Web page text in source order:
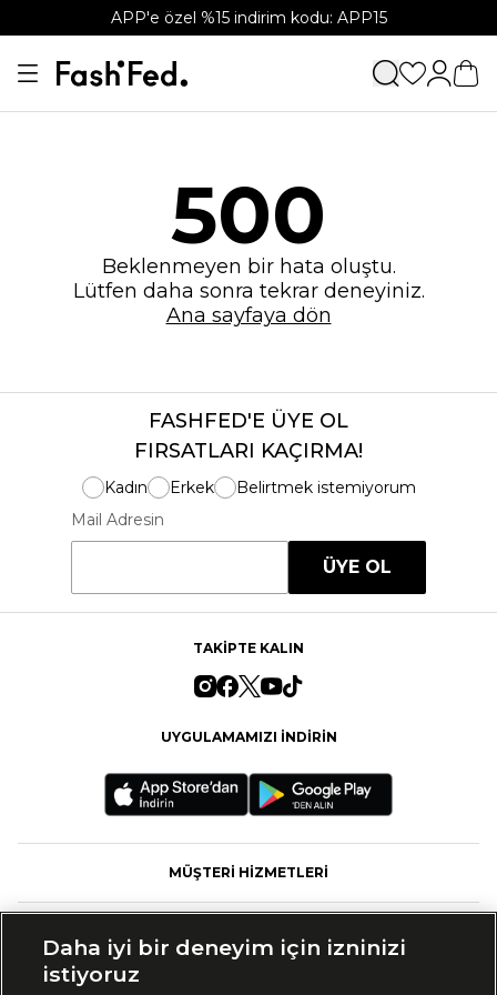
APP'e özel %15 indirim kodu: APP15
500
Beklenmeyen bir hata oluştu.
Lütfen daha sonra tekrar deneyiniz.
Ana sayfaya dön
FASHFED'E ÜYE OL
FIRSATLARI KAÇIRMA!
Kadın Erkek
Belirtmek istemiyorum
Mail Adresin
ÜYE OL
TAKİPTE KALIN
UYGULAMAMIZI İNDİRİN
MÜŞTERİ HİZMETLERİ
Daha iyi bir deneyim için izninizi
istiyoruz